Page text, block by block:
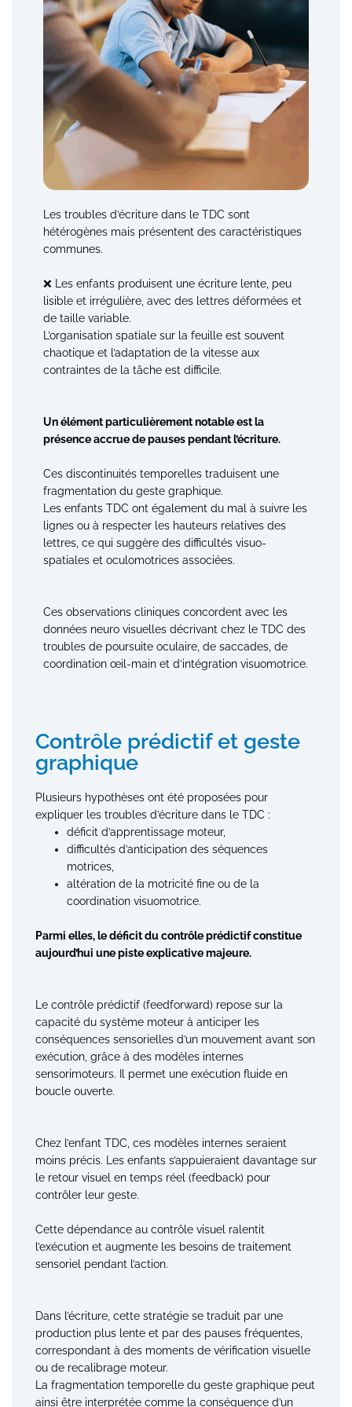
Les troubles d’écriture dans le TDC sont
hétérogènes mais présentent des caractéristiques
communes.
❌ Les enfants produisent une écriture lente, peu
lisible et irrégulière, avec des lettres déformées et
de taille variable.
L’organisation spatiale sur la feuille est souvent
chaotique et l’adaptation de la vitesse aux
contraintes de la tâche est difficile.
Un élément particulièrement notable est la
présence accrue de pauses pendant l’écriture.
Ces discontinuités temporelles traduisent une
fragmentation du geste graphique.
Les enfants TDC ont également du mal à suivre les
lignes ou à respecter les hauteurs relatives des
lettres, ce qui suggère des difficultés visuo-
spatiales et oculomotrices associées.
Ces observations cliniques concordent avec les
données neuro visuelles décrivant chez le TDC des
troubles de poursuite oculaire, de saccades, de
coordination œil-main et d’intégration visuomotrice.
Contrôle prédictif et geste
graphique
Plusieurs hypothèses ont été proposées pour
expliquer les troubles d’écriture dans le TDC :
déficit d’apprentissage moteur,
difficultés d’anticipation des séquences
motrices,
altération de la motricité fine ou de la
coordination visuomotrice.
Parmi elles, le déficit du contrôle prédictif constitue
aujourd’hui une piste explicative majeure.
Le contrôle prédictif (feedforward) repose sur la
capacité du système moteur à anticiper les
conséquences sensorielles d’un mouvement avant son
exécution, grâce à des modèles internes
sensorimoteurs. Il permet une exécution fluide en
boucle ouverte.
Chez l’enfant TDC, ces modèles internes seraient
moins précis. Les enfants s’appuieraient davantage sur
le retour visuel en temps réel (feedback) pour
contrôler leur geste.
Cette dépendance au contrôle visuel ralentit
l’exécution et augmente les besoins de traitement
sensoriel pendant l’action.
Dans l’écriture, cette stratégie se traduit par une
production plus lente et par des pauses fréquentes,
correspondant à des moments de vérification visuelle
ou de recalibrage moteur.
La fragmentation temporelle du geste graphique peut
ainsi être interprétée comme la conséquence d’un